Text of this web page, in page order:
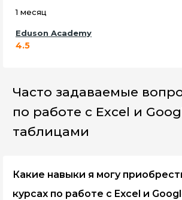
Eduson Academy
4.5
1 месяц
Часто задаваемые
по работе с Excel и
таблицами
Какие навыки я могу
курсах по работе с Excel и